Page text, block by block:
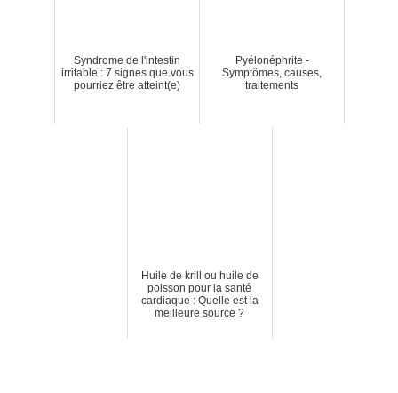
Syndrome de l'intestin
irritable : 7 signes que vous
pourriez être atteint(e)
Pyélonéphrite -
Symptômes, causes,
traitements
Huile de krill ou huile de
poisson pour la santé
cardiaque : Quelle est la
meilleure source ?